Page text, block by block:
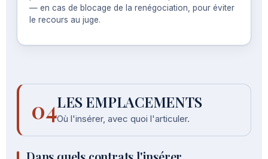
— en cas de blocage de la renégociation, pour éviter
le recours au juge.
04LES EMPLACEMENTS
Où l'insérer, avec quoi l'articuler.